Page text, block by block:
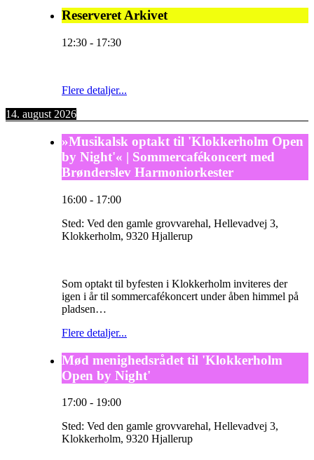
Reserveret Arkivet
12:30 - 17:30
Flere detaljer...
14. august 2026
»Musikalsk optakt til 'Klokkerholm Open
by Night'« | Sommercafékoncert med
Brønderslev Harmoniorkester
16:00 - 17:00
Sted: Ved den gamle grovvarehal, Hellevadvej 3,
Klokkerholm, 9320 Hjallerup
Som optakt til byfesten i Klokkerholm inviteres der
igen i år til sommercafékoncert under åben himmel på
pladsen…
Flere detaljer...
Mød menighedsrådet til 'Klokkerholm
Open by Night'
17:00 - 19:00
Sted: Ved den gamle grovvarehal, Hellevadvej 3,
Klokkerholm, 9320 Hjallerup